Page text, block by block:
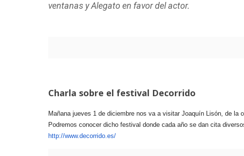
ventanas y Alegato en favor del actor.
Charla sobre el festival Decorrido
Mañana jueves 1 de diciembre nos va a visitar Joaquín Lisón, de
Podremos conocer dicho festival donde cada año se dan cita
http://www.decorrido.es/